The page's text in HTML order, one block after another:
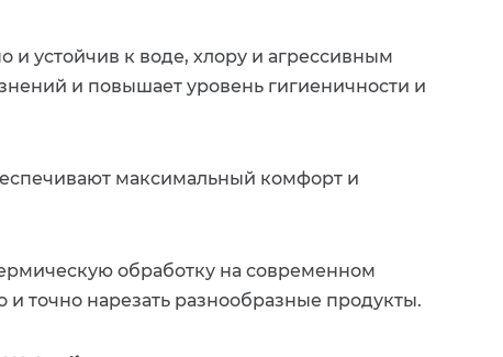
устойчив к воде, хлору и агрессивным
и повышает уровень гигиеничности и
максимальный комфорт и
обработку на современном
и точно нарезать разнообразные продукты.